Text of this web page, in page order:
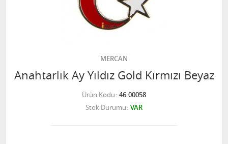
MERCAN
Anahtarlık Ay Yıldız Gold Kırmızı Beyaz
Ürün Kodu 46.00058
Stok Durumu VAR